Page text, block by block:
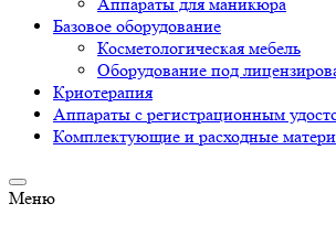
Базовое оборудование
Косметологическая мебель
Оборудование под
Криотерапия
Аппараты c регистрационным
Комплектующие и расходные
Меню